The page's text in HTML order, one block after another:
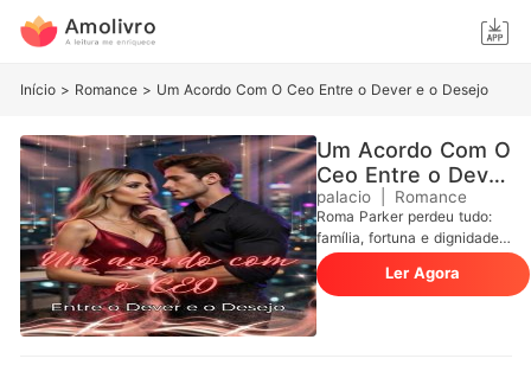
Início > Romance > Um Acordo Com O Ceo Entre o Dever e o Desejo
Um Acordo Com O
Ceo Entre o Dever
e o Desejo
palacio Romance
Roma Parker perdeu tudo:
família, fortuna e dignidade.
Para salvar o pouco que
resta, aceita casar-se com
Esteban Hamilton, o
implacável CEO que a
Ler Agora